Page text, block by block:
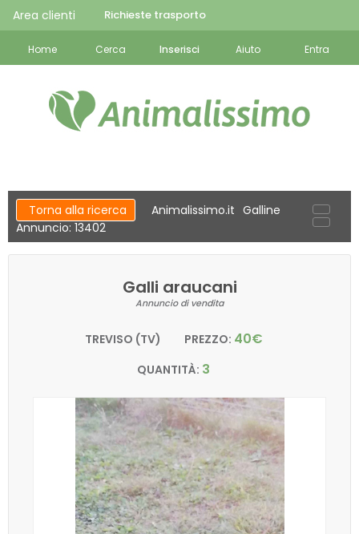
Area clienti Richieste trasporto
Home Cerca Inserisci Aiuto Entra
Torna alla ricerca Animalissimo.it Galline
Annuncio: 13402
Galli araucani
Annuncio di vendita
TREVISO (TV) PREZZO: 40€
QUANTITÀ: 3